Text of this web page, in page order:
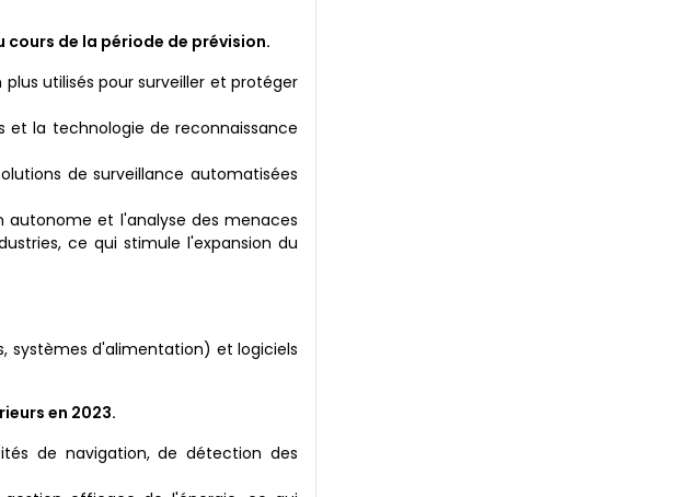
de la période de prévision.
utilisés pour surveiller et protéger
la technologie de reconnaissance
de surveillance automatisées
autonome et l'analyse des menaces
ce qui stimule l'expansion du
systèmes d'alimentation) et logiciels
en 2023.
de navigation, de détection des